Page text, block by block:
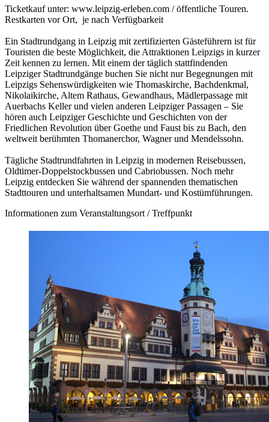
Ticketkauf unter: www.leipzig-erleben.com / öffentliche Touren.
Restkarten vor Ort, je nach Verfügbarkeit
Ein Stadtrundgang in Leipzig mit zertifizierten Gästeführern ist für
Touristen die beste Möglichkeit, die Attraktionen Leipzigs in kurzer
Zeit kennen zu lernen. Mit einem der täglich stattfindenden
Leipziger Stadtrundgänge buchen Sie nicht nur Begegnungen mit
Leipzigs Sehenswürdigkeiten wie Thomaskirche, Bachdenkmal,
Nikolaikirche, Altem Rathaus, Gewandhaus, Mädlerpassage mit
Auerbachs Keller und vielen anderen Leipziger Passagen – Sie
hören auch Leipziger Geschichte und Geschichten von der
Friedlichen Revolution über Goethe und Faust bis zu Bach, den
weltweit berühmten Thomanerchor, Wagner und Mendelssohn.
Tägliche Stadtrundfahrten in Leipzig in modernen Reisebussen,
Oldtimer-Doppelstockbussen und Cabriobussen. Noch mehr
Leipzig entdecken Sie während der spannenden thematischen
Stadttouren und unterhaltsamen Mundart- und Kostümführungen.
Informationen zum Veranstaltungsort / Treffpunkt